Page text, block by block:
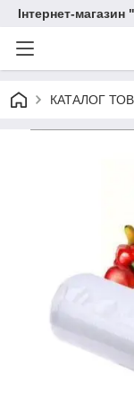
Інтернет-
КАТАЛОГ